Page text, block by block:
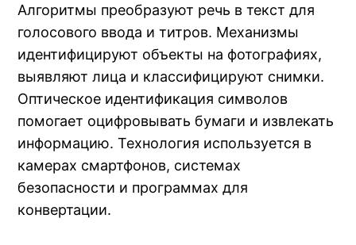
Алгоритмы преобразуют речь в текст для
голосового ввода и титров. Механизмы
идентифицируют объекты на фотографиях,
выявляют лица и классифицируют снимки.
Оптическое идентификация символов
помогает оцифровывать бумаги и извлекать
информацию. Технология используется в
камерах смартфонов, системах
безопасности и программах для
конвертации.